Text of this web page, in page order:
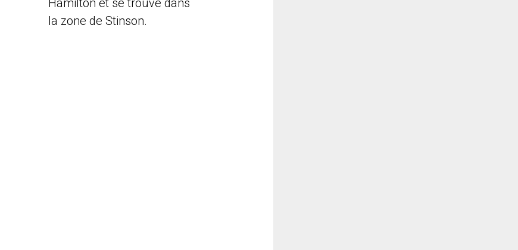
Hamilton et se trouve dans
la zone de Stinson.